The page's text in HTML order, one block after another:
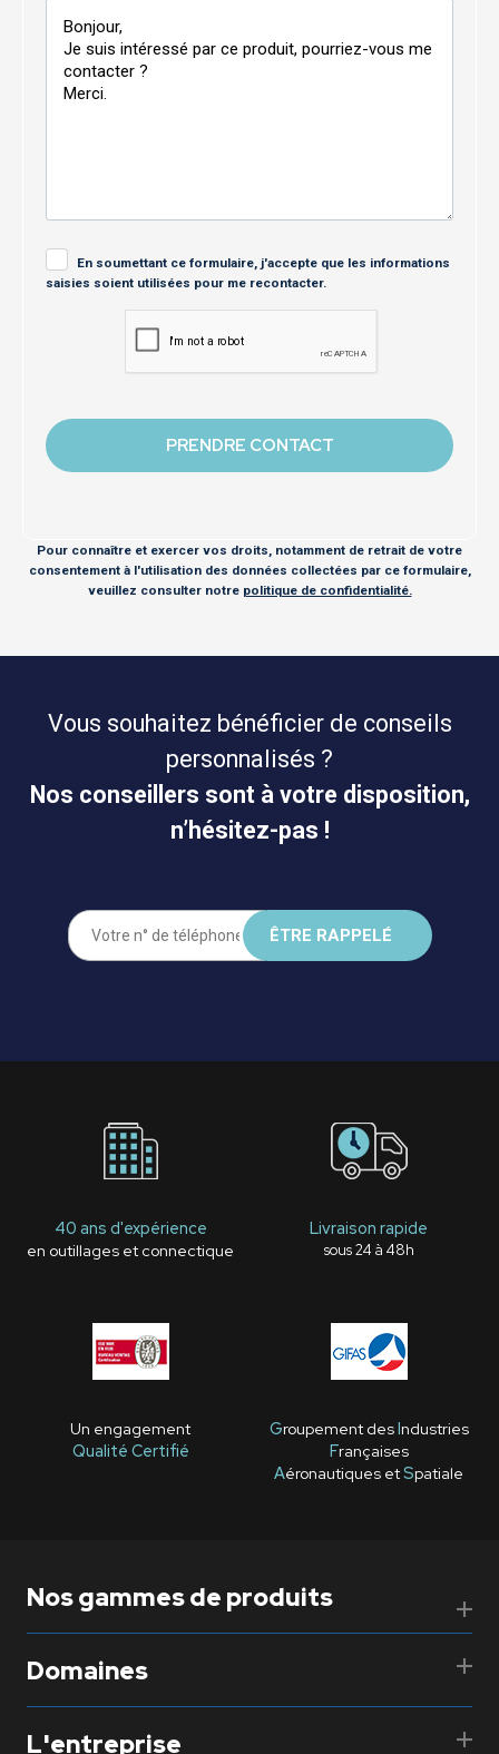
En soumettant ce formulaire, j'accepte que les informations
saisies soient utilisées pour me recontacter.
Pour connaître et exercer vos droits, notamment de retrait de votre
consentement à l'utilisation des données collectées par ce formulaire,
veuillez consulter notre politique de confidentialité.
Vous souhaitez bénéficier de conseils
personnalisés ?
Nos conseillers sont à votre disposition,
n’hésitez-pas !
40 ans d'expérience
en outillages et connectique
Livraison rapide
sous 24 à 48h
Un engagement
Qualité Certifié
Groupement desIndustries
Françaises
Aéronautiques etSpatiale
Nos gammes de produits
Domaines
L'entreprise